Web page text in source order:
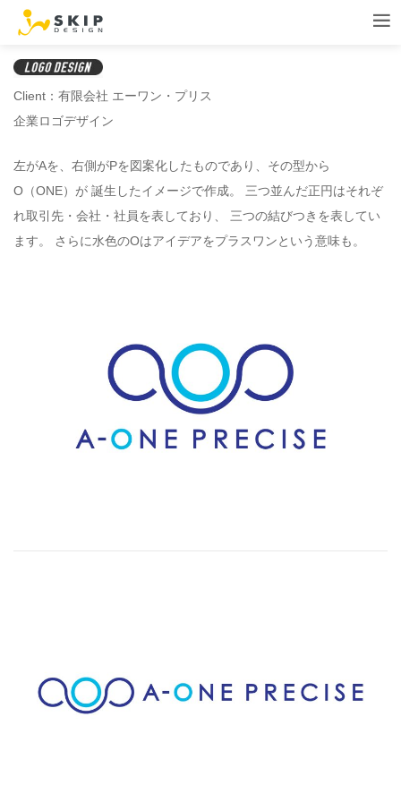
Client：有限会社 エーワン・プリス
企業ロゴデザイン
左がAを、右側がPを図案化したものであり、その型から
O（ONE）が 誕生したイメージで作成。 三つ並んだ正円はそれぞ
れ取引先・会社・社員を表しており、 三つの結びつきを表してい
ます。 さらに水色のOはアイデアをプラスワンという意味も。